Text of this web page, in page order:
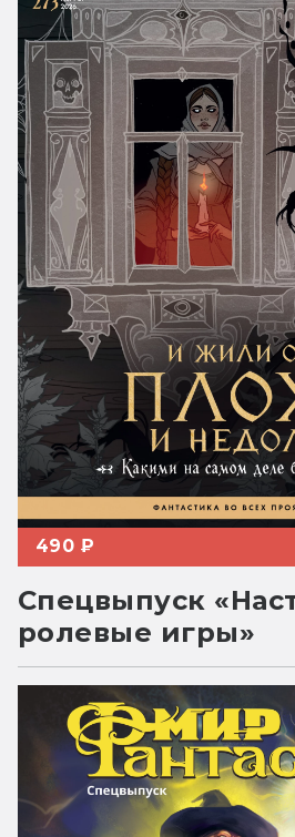
490 ₽
Спецвыпуск
ролевые игры»